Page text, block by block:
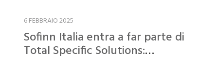
6 FEBBRAIO 2025
Sofinn Italia entra a far parte di
Total Specific Solutions: